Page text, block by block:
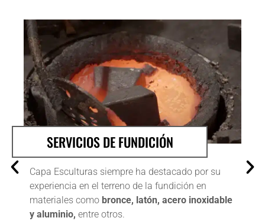
SERVICIOS DE FUNDICIÓN
Capa Esculturas siempre ha destacado por su
experiencia en el terreno de la fundición en
materiales como bronce, latón, acero inoxidable
y aluminio, entre otros.